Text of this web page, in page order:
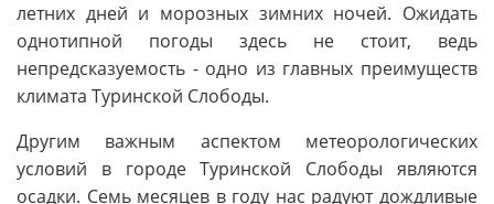
летних дней и морозных зимних ночей. Ожидать
однотипной погоды здесь не стоит, ведь
непредсказуемость - одно из главных преимуществ
климата Туринской Слободы.
Другим важным аспектом метеорологических
условий в городе Туринской Слободы являются
осадки. Семь месяцев в году нас радуют дождливые